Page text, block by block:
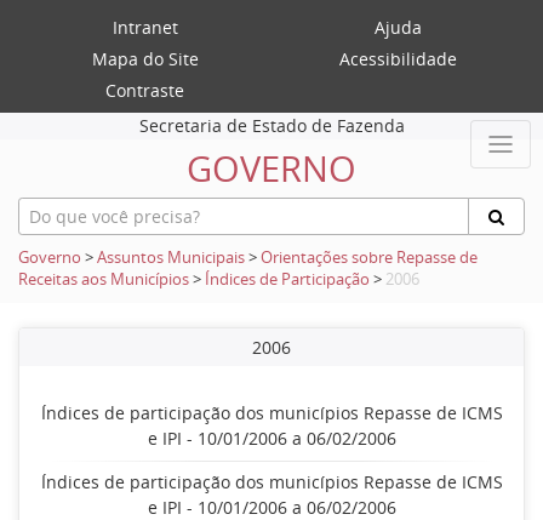
Intranet
Ajuda
Mapa do Site
Acessibilidade
Contraste
Secretaria de Estado de Fazenda
GOVERNO
Governo >Assuntos Municipais>Orientações sobre Repasse de
Receitas aos Municípios> Índices de Participação > 2006
2006
Índices de participação dos municípios Repasse de ICMS
e IPI - 10/01/2006 a 06/02/2006
Índices de participação dos municípios Repasse de ICMS
e IPI - 10/01/2006 a 06/02/2006